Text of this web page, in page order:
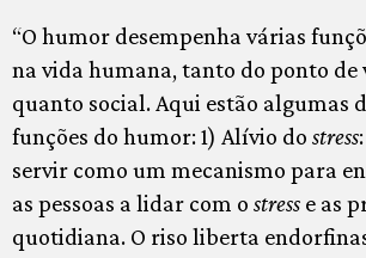
“O humor desempenha várias
na vida humana, tanto do ponto
quanto social. Aqui estão algumas
funções do humor: 1) Alívio do stress
servir como um mecanismo para
as pessoas a lidar com o stress e as
quotidiana. O riso liberta